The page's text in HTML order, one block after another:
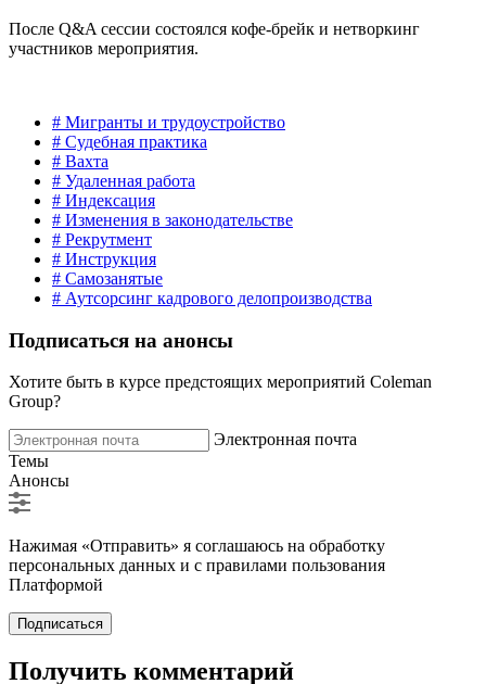
После Q&A сессии состоялся кофе-брейк и нетворкинг
участников мероприятия.
# Мигранты и трудоустройство
# Судебная практика
# Вахта
# Удаленная работа
# Индексация
# Изменения в законодательстве
# Рекрутмент
# Инструкция
# Самозанятые
# Аутсорсинг кадрового делопроизводства
Подписаться на анонсы
Хотите быть в курсе предстоящих мероприятий Coleman
Group?
Электронная почта
Темы
Анонсы
Нажимая «Отправить» я соглашаюсь на обработку
персональных данных и с правилами пользования
Платформой
Подписаться
Получить комментарий